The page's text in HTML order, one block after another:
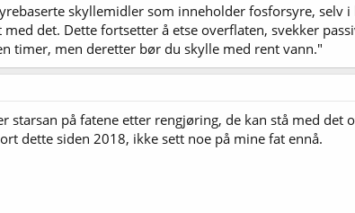
skyllemidler som inneholder fosforsyre, selv
det. Dette fortsetter å etse overflaten, svekker
timer, men deretter bør du skylle med rent vann."
på fatene etter rengjøring, de kan stå med det
dette siden 2018, ikke sett noe på mine fat ennå.